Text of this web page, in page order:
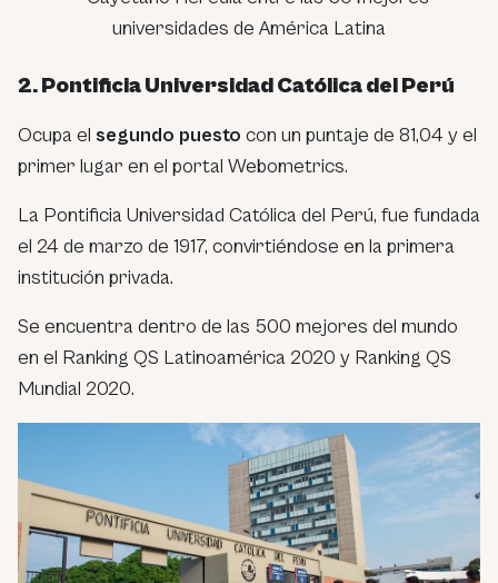
2. Pontificia Universidad Católica del Perú
Ocupa el segundo puesto con un puntaje de 81,04 y el
primer lugar en el portal Webometrics.
La Pontificia Universidad Católica del Perú, fue fundada
el 24 de marzo de 1917, convirtiéndose en la primera
institución privada.
Se encuentra dentro de las 500 mejores del mundo
en el Ranking QS Latinoamérica 2020 y Ranking QS
Mundial 2020.